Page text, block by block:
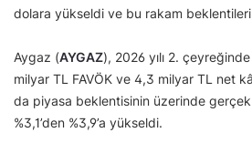
dolara yükseldi ve bu rakam
Aygaz (AYGAZ), 2026 yılı 2.
milyar TL FAVÖK ve 4,3 milyar TL net
da piyasa beklentisinin üzerinde
%3,1’den %3,9’a yükseldi.